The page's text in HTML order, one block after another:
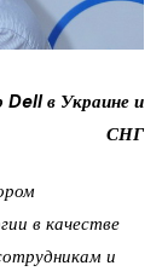
в Украине и
СНГ
в качестве
и